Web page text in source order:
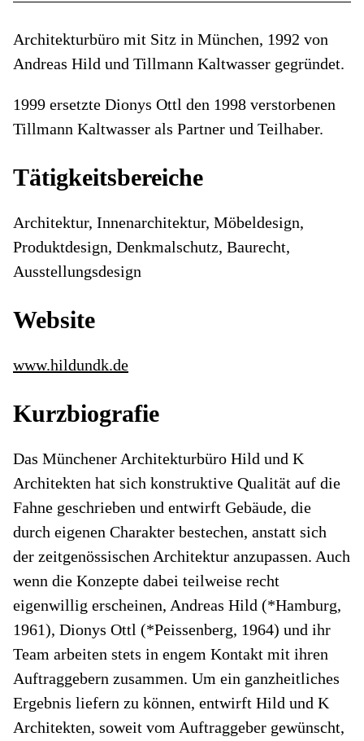
Architekturbüro mit Sitz in München, 1992 von
Andreas Hild und Tillmann Kaltwasser gegründet.
1999 ersetzte Dionys Ottl den 1998 verstorbenen
Tillmann Kaltwasser als Partner und Teilhaber.
Tätigkeitsbereiche
Architektur, Innenarchitektur, Möbeldesign,
Produktdesign, Denkmalschutz, Baurecht,
Ausstellungsdesign
Website
www.hildundk.de
Kurzbiografie
Das Münchener Architekturbüro Hild und K
Architekten hat sich konstruktive Qualität auf die
Fahne geschrieben und entwirft Gebäude, die
durch eigenen Charakter bestechen, anstatt sich
der zeitgenössischen Architektur anzupassen. Auch
wenn die Konzepte dabei teilweise recht
eigenwillig erscheinen, Andreas Hild (*Hamburg,
1961), Dionys Ottl (*Peissenberg, 1964) und ihr
Team arbeiten stets in engem Kontakt mit ihren
Auftraggebern zusammen. Um ein ganzheitliches
Ergebnis liefern zu können, entwirft Hild und K
Architekten, soweit vom Auftraggeber gewünscht,